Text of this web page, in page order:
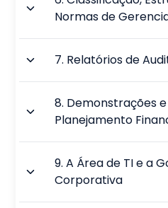
Normas de
7. Relatórios de
8. Demonstrações e
Planejamento
9.A Área de TI e a
Corporativa